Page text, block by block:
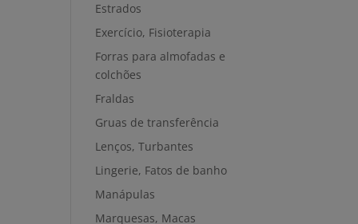
Estrados
Exercício, Fisioterapia
Forras para almofadas e
colchões
Fraldas
Gruas de transferência
Lenços, Turbantes
Lingerie, Fatos de banho
Manápulas
Marquesas, Macas